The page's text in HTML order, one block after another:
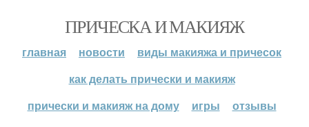
ПРИЧЕСКА И МАКИЯЖ
главная новости
виды макияжа и причесок
как делать прически и макияж
прически и макияж на дому
игры отзывы